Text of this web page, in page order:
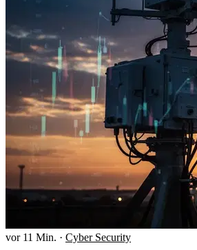
vor 11 Min. · Cyber Security